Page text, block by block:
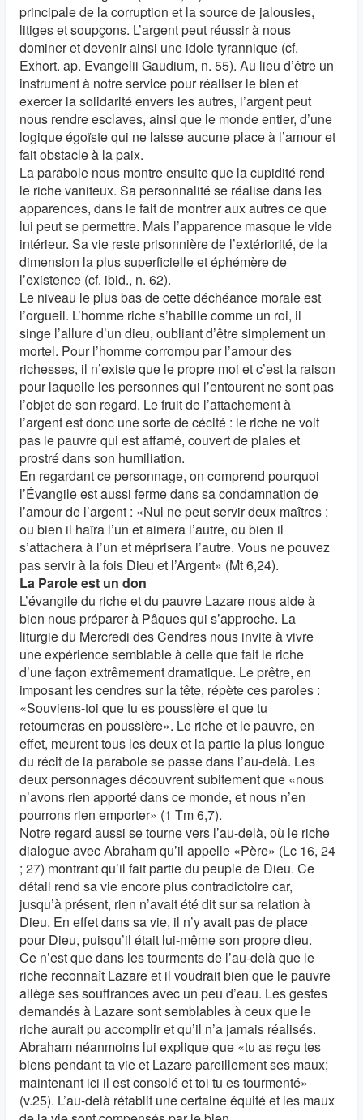
principale de la corruption et la source de jalousies,
litiges et soupçons. L’argent peut réussir à nous
dominer et devenir ainsi une idole tyrannique (cf.
Exhort. ap. Evangelii Gaudium, n. 55). Au lieu d’être un
instrument à notre service pour réaliser le bien et
exercer la solidarité envers les autres, l’argent peut
nous rendre esclaves, ainsi que le monde entier, d’une
logique égoïste qui ne laisse aucune place à l’amour et
fait obstacle à la paix.
La parabole nous montre ensuite que la cupidité rend
le riche vaniteux. Sa personnalité se réalise dans les
apparences, dans le fait de montrer aux autres ce que
lui peut se permettre. Mais l’apparence masque le vide
intérieur. Sa vie reste prisonnière de l’extériorité, de la
dimension la plus superficielle et éphémère de
l’existence (cf. ibid., n. 62).
Le niveau le plus bas de cette déchéance morale est
l’orgueil. L’homme riche s’habille comme un roi, il
singe l’allure d’un dieu, oubliant d’être simplement un
mortel. Pour l’homme corrompu par l’amour des
richesses, il n’existe que le propre moi et c’est la raison
pour laquelle les personnes qui l’entourent ne sont pas
l’objet de son regard. Le fruit de l’attachement à
l’argent est donc une sorte de cécité : le riche ne voit
pas le pauvre qui est affamé, couvert de plaies et
prostré dans son humiliation.
En regardant ce personnage, on comprend pourquoi
l’Évangile est aussi ferme dans sa condamnation de
l’amour de l’argent : «Nul ne peut servir deux maîtres :
ou bien il haïra l’un et aimera l’autre, ou bien il
s’attachera à l’un et méprisera l’autre. Vous ne pouvez
pas servir à la fois Dieu et l’Argent» (Mt 6,24).
La Parole est un don
L’évangile du riche et du pauvre Lazare nous aide à
bien nous préparer à Pâques qui s’approche. La
liturgie du Mercredi des Cendres nous invite à vivre
une expérience semblable à celle que fait le riche
d’une façon extrêmement dramatique. Le prêtre, en
imposant les cendres sur la tête, répète ces paroles :
«Souviens-toi que tu es poussière et que tu
retourneras en poussière». Le riche et le pauvre, en
effet, meurent tous les deux et la partie la plus longue
du récit de la parabole se passe dans l’au-delà. Les
deux personnages découvrent subitement que «nous
n’avons rien apporté dans ce monde, et nous n’en
pourrons rien emporter» (1 Tm 6,7).
Notre regard aussi se tourne vers l’au-delà, où le riche
dialogue avec Abraham qu’il appelle «Père» (Lc 16, 24
; 27) montrant qu’il fait partie du peuple de Dieu. Ce
détail rend sa vie encore plus contradictoire car,
jusqu’à présent, rien n’avait été dit sur sa relation à
Dieu. En effet dans sa vie, il n’y avait pas de place
pour Dieu, puisqu’il était lui-même son propre dieu.
Ce n’est que dans les tourments de l’au-delà que le
riche reconnaît Lazare et il voudrait bien que le pauvre
allège ses souffrances avec un peu d’eau. Les gestes
demandés à Lazare sont semblables à ceux que le
riche aurait pu accomplir et qu’il n’a jamais réalisés.
Abraham néanmoins lui explique que «tu as reçu tes
biens pendant ta vie et Lazare pareillement ses maux;
maintenant ici il est consolé et toi tu es tourmenté»
(v.25). L’au-delà rétablit une certaine équité et les maux